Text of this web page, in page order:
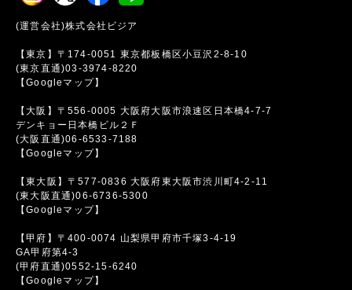
(運営会社)株式会社ビジア
【東京】〒174-0051 東京都板橋区小豆沢2-8-10
(東京直通)03-3974-8220
【Googleマップ】
【大阪】〒556-0005 大阪府大阪市浪速区日本橋4-7-7
デンキョー日本橋ビル２Ｆ
(大阪直通)06-6533-7188
【Googleマップ】
【東大阪】〒577-0836 大阪府東大阪市渋川町4-2-11
(東大阪直通)06-6736-5300
【Googleマップ】
【甲府】〒400-0074 山梨県甲府市千塚3-4-19
GA甲府第4-3
(甲府直通)0552-15-6240
【Googleマップ】